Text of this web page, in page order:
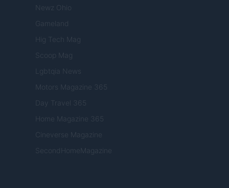
Newz Ohio
Gameland
Hig Tech Mag
Scoop Mag
Lgbtqia News
Motors Magazine 365
Day Travel 365
Home Magazine 365
Cineverse Magazine
SecondHomeMagazine